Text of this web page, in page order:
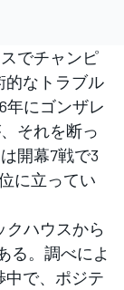
でチャンピ
的なトラブル
年にゴンザレ
それを断っ
開幕7戦で3
に立ってい
ハウスから
る。調べによ
中で、ポジテ